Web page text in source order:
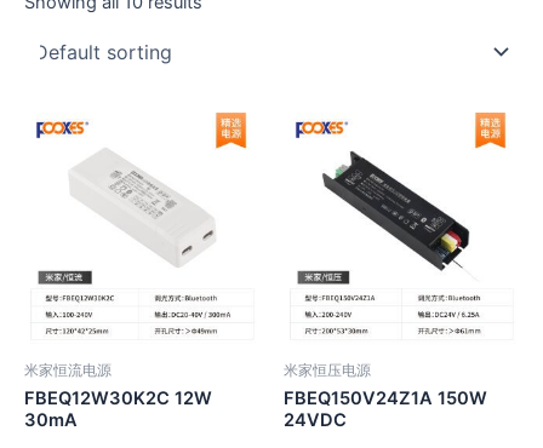
米家恒流电源
FBEQ12W30K2C 12W
30mA
米家恒压电源
FBEQ150V24Z1A 150W
24VDC